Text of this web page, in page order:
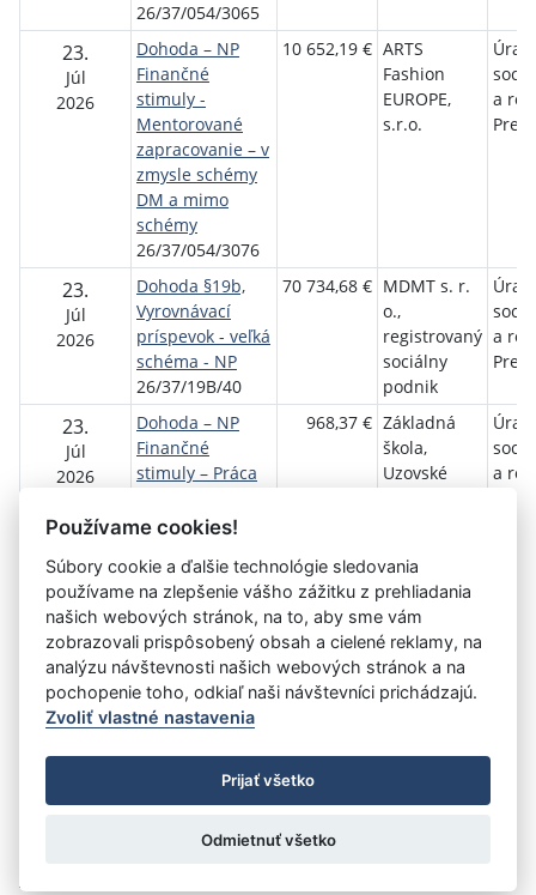
26/37/054/3065
23.
Júl
2026
Dohoda – NP
Finančné
stimuly -
Mentorované
zapracovanie – v
zmysle schémy
DM a mimo
schémy
26/37/054/3076
10 652,19 € ARTS
Fashion
EUROPE,
s.r.o.
a
23.
Júl
2026
Dohoda §19b,
Vyrovnávací
príspevok - veľká
schéma - NP
26/37/19B/40
70 734,68 € MDMT s. r.
o.,
registrovaný
sociálny
podnik
a
23.
Júl
2026
Dohoda – NP
Finančné
stimuly – Práca
26/37/054/3066
968,37 € Základná
škola,
Uzovské
a
1Aktuálna
stránka
1
2 3 4 5 6 7 8 9 10
»
Úrad vlády SR
- Všetky práva vyhradené
Prehlásenie o prístupnosti
Zmluvy do 31.12.2010
Nastavenia cookies
: Aglo Solutions
Používame cookies!
Súbory cookie a ďalšie technológie sledovania
používame na zlepšenie vášho zážitku z prehliadania
našich webových stránok, na to, aby sme vám
zobrazovali prispôsobený obsah a cielené reklamy, na
analýzu návštevnosti našich webových stránok a na
pochopenie toho, odkiaľ naši návštevníci prichádzajú.
Zvoliť vlastné nastavenia
Prijať všetko
Odmietnuť všetko